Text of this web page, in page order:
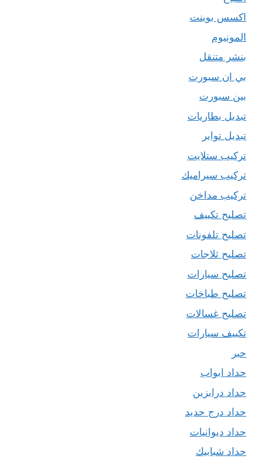
اكسس بوينت
المونيوم
بنشر متنقل
بي ان سبورت
بين سبورت
تبديل بطاريات
تبديل تواير
تركيب ستلايت
تركيب سيراميك
تركيب مداخن
تصليح تكييف
تصليح تلفونات
تصليح ثلاجات
تصليح سيارات
تصليح طباخات
تصليح غسالات
تكييف سيارات
حبر
حداد ابواب
حداد درابزين
حداد درج حديد
حداد ديوانيات
حداد شبابيك